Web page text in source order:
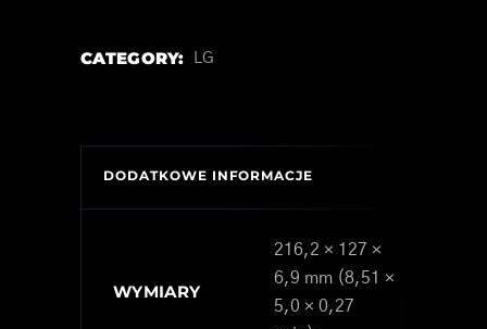
CATEGORY: LG
DODATKOWE INFORMACJE
WYMIARY
216,2 × 127 ×
6,9 mm (8,51 ×
5,0 × 0,27